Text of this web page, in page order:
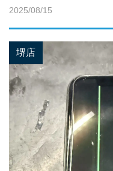
2025/08/15
堺店